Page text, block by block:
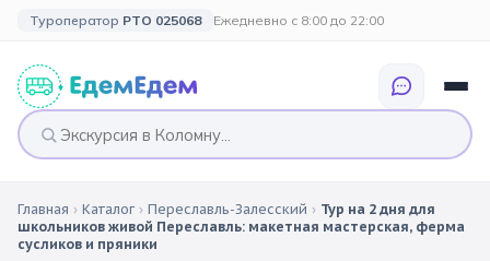
Туроператор РТО 025068 Ежедневно с 8:00 до 22:00
🎉 ПО ПРАЗДНИКАМ 🗓️ ПО КАНИКУЛАМ
🗓️ ПО ДЛИТЕЛЬНОСТИ
🎉 СОБЫТИЙНЫЕ
Главная › Каталог › Переславль-Залесский › Тур на 2 дня для
школьников живой Переславль: макетная мастерская, ферма
сусликов и пряники